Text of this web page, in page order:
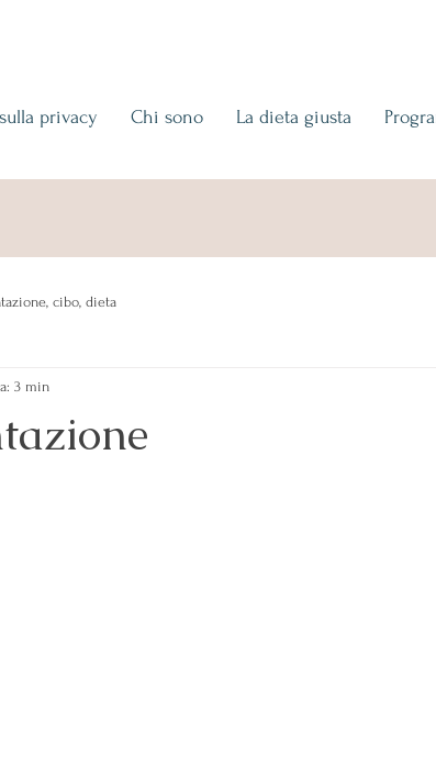
privacy Chi sono La dieta giusta
cibo, dieta
3 min